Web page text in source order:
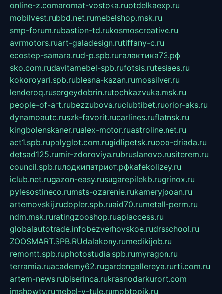
online-z.comaromat-vostoka.ruotdelkaexp.ru
mobilvest.rubbd.net.rumebelshop.msk.ru
smp-forum.rubastion-td.rukosmoscreative.ru
avrmotors.ruart-galadesign.rutiffany-c.ru
ecostep-samara.rud-p.spb.ruгалактика73.рф
sko.com.rudavitamebel-spb.rufotsis.rutesiaes.ru
kokoroyari.spb.rublesna-kazan.rumossilver.ru
lenderoq.rusergeydobrin.rutochkazvuka.msk.ru
people-of-art.rubezzubova.ruclubtibet.ruorior-aks.ru
dynamoauto.ruszk-favorit.rucarlines.ruflatnsk.ru
kingbolenskaner.rualex-motor.ruastroline.net.ru
act1.spb.rupolyglot.com.rugidlipetsk.ruooo-driada.ru
detsad125.rumir-zdoroviya.rubruslanovo.rusiterem.ru
council.spb.ruлодкипатриот.рфkafekolizey.ru
iclub.net.rugazon-easy.rusugarepilekb.rugrinox.ru
pylesostineco.rumsts-ozarenie.rukameryjooan.ru
artemovskij.rudopler.spb.ruaid70.rumetall-perm.ru
ndm.msk.ruratingzooshop.ruapiaccess.ru
globalautotrade.infobezverhovskoe.rudrsschool.ru
ZOOSMART.SPB.RUdalakony.rumedikijob.ru
remontt.spb.ruphotostudia.spb.rumyragon.ru
terramia.ruacademy62.rugardengallereya.rurti.com.ru
artem-news.rubiserinca.rukrasnodarkurort.com
imshowtv.rumebel-v-tule.rumobtopik.ru